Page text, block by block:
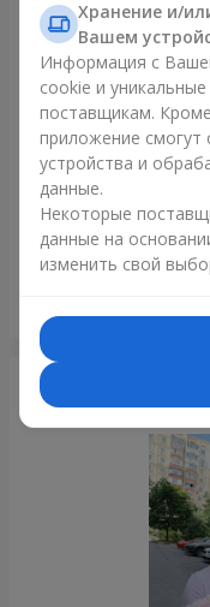
Хранение и/
Вашем
Информация с
cookie и
поставщикам.
приложение
устройства и
данные.
Некоторые
данные на
изменить свой